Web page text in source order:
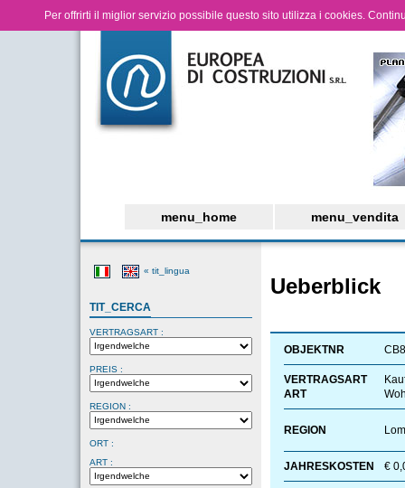
Per offrirti il miglior servizio possibile questo sito utilizza i cookies.
menu_home menu_vendita
« tit_lingua
TIT_CERCA
VERTRAGSART :
PREIS :
REGION :
ORT :
ART :
Ueberblick
OBJEKTNR
VERTRAGSART
ART
REGION
JAHRESKOSTEN €